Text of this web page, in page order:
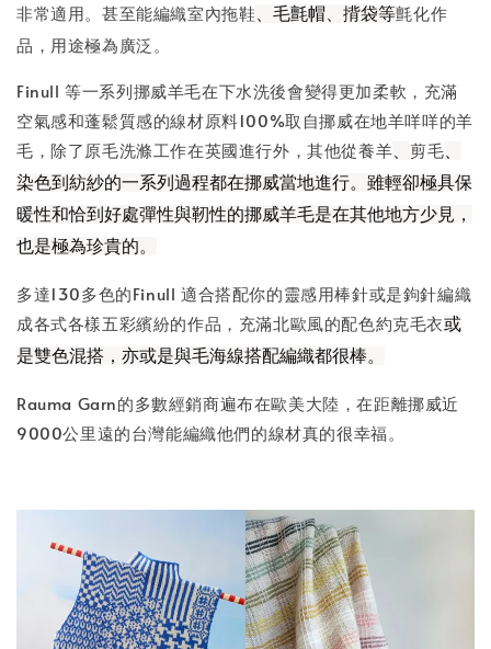
非常適用。甚至能編織室內拖鞋 、毛氈帽、揹袋等氈化作
品，用途極為廣泛。
Finull 等一系列挪威羊毛在下水洗後會變得更加柔軟，充滿
空氣感和蓬鬆質感的線材原料100%取自挪威在地羊咩咩的羊
毛，除了原毛洗滌工作在英國進行外，其他從養羊
剪毛
染色到紡紗的一系列過程都在挪威當地進行。雖輕卻極具保
暖性和恰到好處彈性與靭性的挪威羊毛是在其他地方少見，
也是極為珍貴的。
多達130多色的Finull 適合搭配你的靈感用棒針或是鉤針編織
成各式各樣五彩繽紛的作品，充滿北歐風的配色約克毛衣或
是雙色混搭，亦或是與毛海線搭配編織都很棒。
Rauma Garn的多數經銷商遍布在歐美大陸，在距離挪威近
9000公里遠的台灣能編織他們的線材真的很幸福。